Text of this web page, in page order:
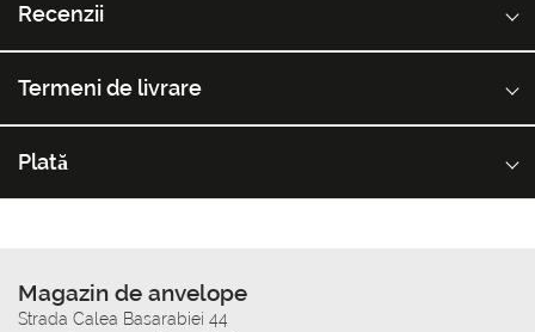
Recenzii
Termeni de livrare
Plată
Magazin de anvelope
Strada Calea Basarabiei 44